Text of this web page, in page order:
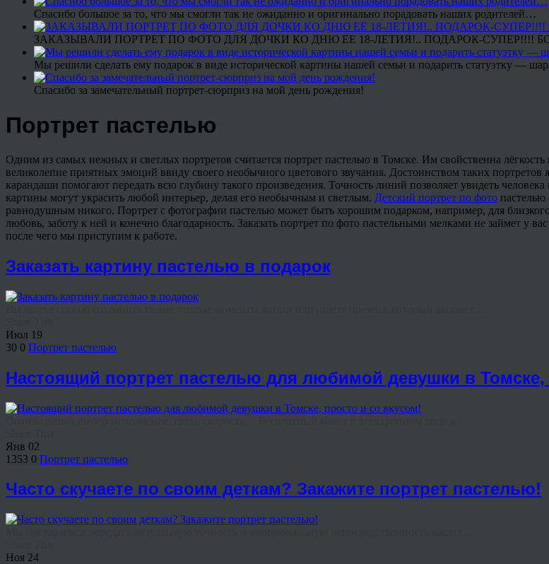
Спасибо большое за то, что мы смогли так не ожиданно и оригинально порадовать наших родителей…
ЗАКАЗЫВАЛИ ПОРТРЕТ ПО ФОТО ДЛЯ ДОЧКИ КО ДНЮ ЕЕ 18-ЛЕТИЯ!.. ПОДАРОК-СУПЕР!!!!
Мы решили сделать ему подарок в виде исторической картины нашей семьи и подарить статуэтку —
Спасибо за замечательный портрет-сюрприз на мой день рождения!
Портрет пастелью
Одним из самых нежных и светлых портретов считается портрет пастелью в Томске. Им свойственна
великолепие приятных эмоций ввиду своего необычного цветового звучания. Достоинством таких портретов
карандаши помогают передать всю глубину такого произведения. Точность линий позволяет увидеть
картины могут украсить любой интерьер, делая его необычным и светлым. Детский портрет по фото пастелью
равнодушным никого. Портрет с фотографии пастелью может быть хорошим подарком, например, для
любовь, заботу к ней и конечно благодарность. Заказать портрет по фото пастельными мелками не займет у
после чего мы приступим к работе.
Заказать картину пастелью в подарок
Июл 19
30 0 Портрет пастелью
Настоящий портрет пастелью для любимой девушки в Томске,
Янв 02
1353 0 Портрет пастелью
Часто скучаете по своим деткам? Закажите портрет пастелью!
Ноя 24